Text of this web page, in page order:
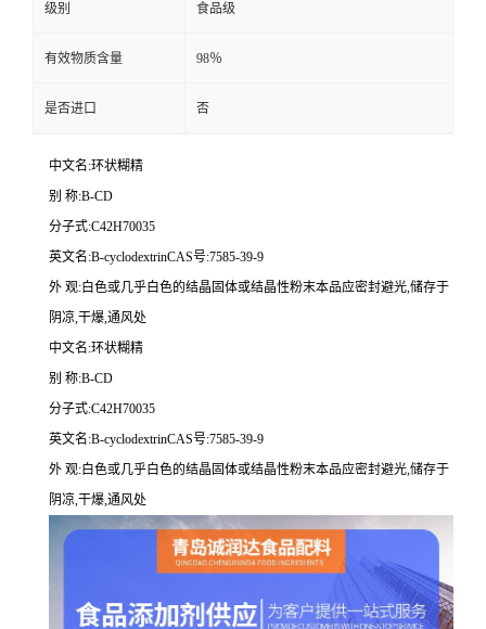
级别 食品级
有效物质含量 98％
是否进口 否
中文名:环状糊精
别 称:B-CD
分子式:C42H70035
英文名:B-cyclodextrinCAS号:7585-39-9
外 观:白色或几乎白色的结晶固体或结晶性粉末本品应密封避光,储存于
阴凉,干爆,通风处
中文名:环状糊精
别 称:B-CD
分子式:C42H70035
英文名:B-cyclodextrinCAS号:7585-39-9
外 观:白色或几乎白色的结晶固体或结晶性粉末本品应密封避光,储存于
阴凉,干爆,通风处